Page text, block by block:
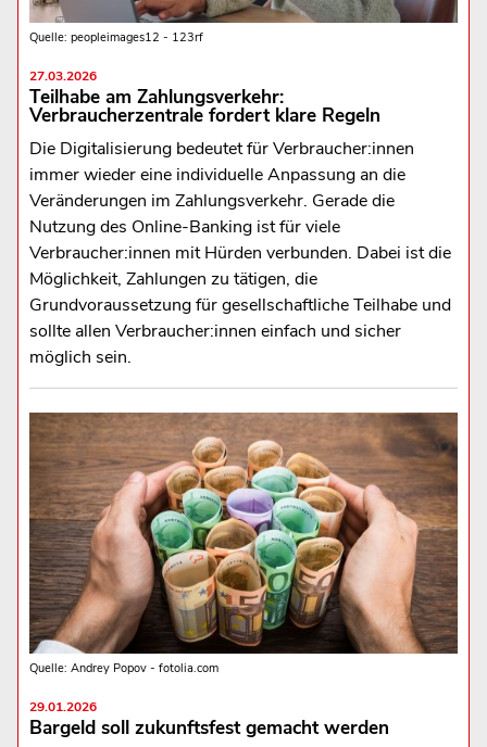
Quelle: peopleimages12 - 123rf
27.03.2026
Teilhabe am Zahlungsverkehr:
Verbraucherzentrale fordert klare Regeln
Die Digitalisierung bedeutet für Verbraucher:innen
immer wieder eine individuelle Anpassung an die
Veränderungen im Zahlungsverkehr. Gerade die
Nutzung des Online-Banking ist für viele
Verbraucher:innen mit Hürden verbunden. Dabei ist die
Möglichkeit, Zahlungen zu tätigen, die
Grundvoraussetzung für gesellschaftliche Teilhabe und
sollte allen Verbraucher:innen einfach und sicher
möglich sein.
Quelle: Andrey Popov - fotolia.com
29.01.2026
Bargeld soll zukunftsfest gemacht werden